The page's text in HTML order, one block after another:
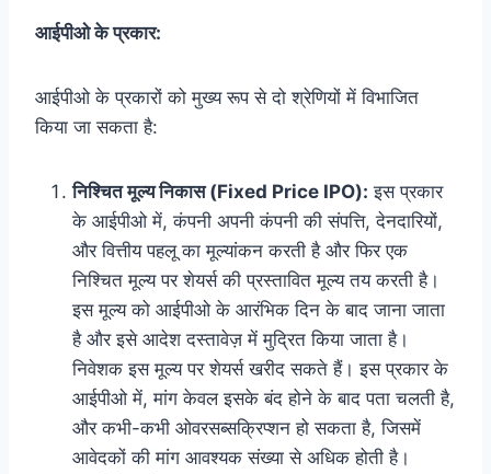
आईपीओ के प्रकार:
आईपीओ के प्रकारों को मुख्य रूप से दो श्रेणियों में विभाजित
किया जा सकता है:
निश्चित मूल्य निकास (Fixed Price IPO): इस प्रकार
के आईपीओ में, कंपनी अपनी कंपनी की संपत्ति, देनदारियों,
और वित्तीय पहलू का मूल्यांकन करती है और फिर एक
निश्चित मूल्य पर शेयर्स की प्रस्तावित मूल्य तय करती है।
इस मूल्य को आईपीओ के आरंभिक दिन के बाद जाना जाता
है और इसे आदेश दस्तावेज़ में मुद्रित किया जाता है।
निवेशक इस मूल्य पर शेयर्स खरीद सकते हैं। इस प्रकार के
आईपीओ में, मांग केवल इसके बंद होने के बाद पता चलती है,
और कभी-कभी ओवरसब्सक्रिप्शन हो सकता है, जिसमें
आवेदकों की मांग आवश्यक संख्या से अधिक होती है।